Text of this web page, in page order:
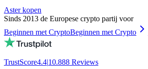
Aster kopen
Sinds 2013 de Europese crypto partij voor
Beginnen met CryptoBeginnen met Crypto
TrustScore4.4|10.888 Reviews